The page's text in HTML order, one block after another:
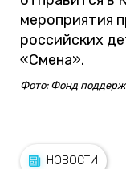
мероприятия
российских
«Смена».
Фото: Фонд
НОВОСТИ